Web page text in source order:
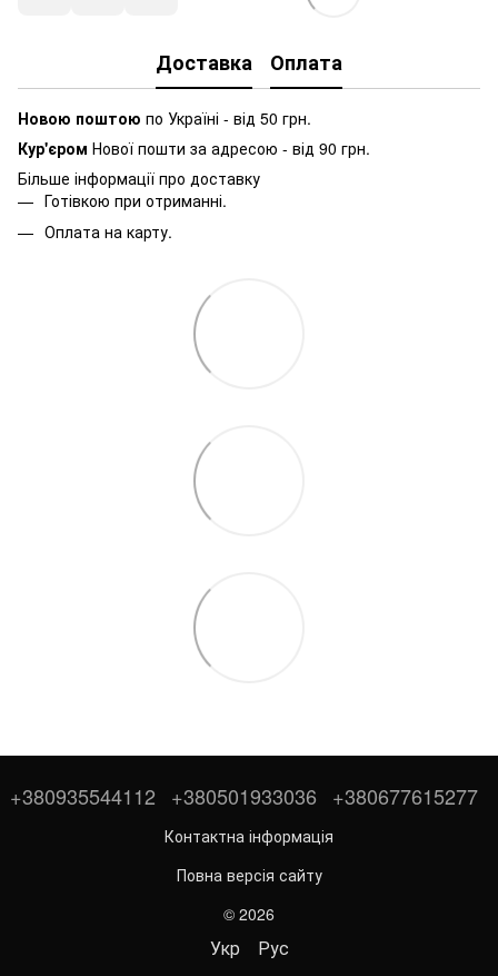
Доставка Оплата
Новою поштою по Україні - від 50 грн.
Кур'єром Нової пошти за адресою - від 90 грн.
Більше інформації про доставку
Готівкою при отриманні.
Оплата на карту.
+380935544112 +380501933036 +380677615277
Контактна інформація
Повна версія сайту
© 2026
Укр Рус